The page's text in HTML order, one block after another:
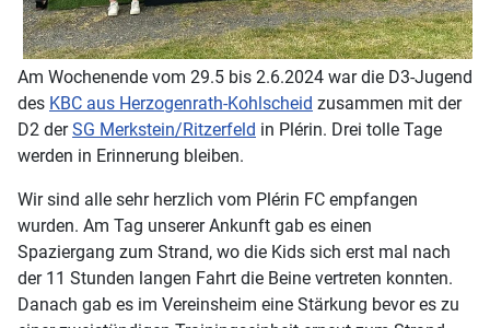
Am Wochenende vom 29.5 bis 2.6.2024 war die D3-Jugend
des KBC aus Herzogenrath-Kohlscheid zusammen mit der
D2 derSG Merkstein/Ritzerfeld in Plérin. Drei tolle Tage
werden in Erinnerung bleiben.
Wir sind alle sehr herzlich vom Plérin FC empfangen
wurden. Am Tag unserer Ankunft gab es einen
Spaziergang zum Strand, wo die Kids sich erst mal nach
der 11 Stunden langen Fahrt die Beine vertreten konnten.
Danach gab es im Vereinsheim eine Stärkung bevor es zu